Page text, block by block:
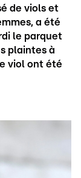
de viols et
a été
le parquet
plaintes à
viol ont été